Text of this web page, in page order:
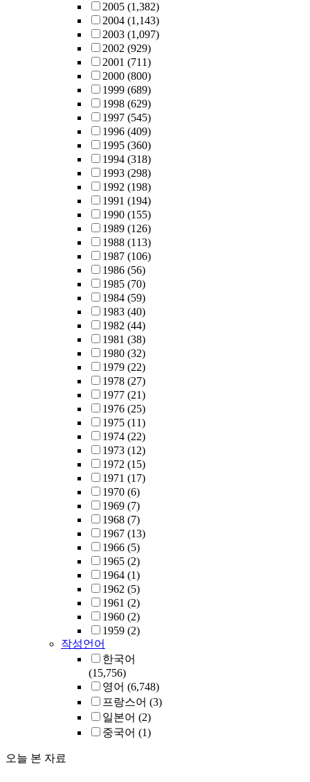
2005 (1,382)
2004 (1,143)
2003 (1,097)
2002 (929)
2001 (711)
2000 (800)
1999 (689)
1998 (629)
1997 (545)
1996 (409)
1995 (360)
1994 (318)
1993 (298)
1992 (198)
1991 (194)
1990 (155)
1989 (126)
1988 (113)
1987 (106)
1986 (56)
1985 (70)
1984 (59)
1983 (40)
1982 (44)
1981 (38)
1980 (32)
1979 (22)
1978 (27)
1977 (21)
1976 (25)
1975 (11)
1974 (22)
1973 (12)
1972 (15)
1971 (17)
1970 (6)
1969 (7)
1968 (7)
1967 (13)
1966 (5)
1965 (2)
1964 (1)
1962 (5)
1961 (2)
1960 (2)
1959 (2)
작성언어
한국어
(15,756)
영어 (6,748)
프랑스어 (3)
일본어 (2)
중국어 (1)
오늘 본 자료